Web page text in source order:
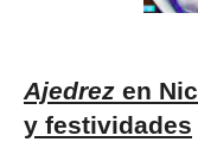
Ajedrez en
y festividades